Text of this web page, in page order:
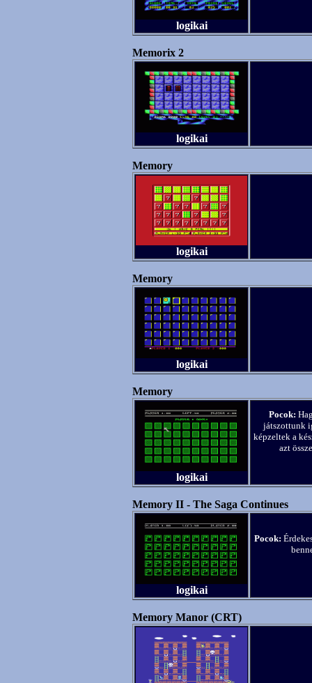
logikai
Memorix 2
logikai
Memory
logikai
Memory
logikai
Memory
logikai
Pocok:
játszottunk
képzeltek a
azt
Memory II - The Saga Continues
logikai
Pocok:
Memory Manor (CRT)